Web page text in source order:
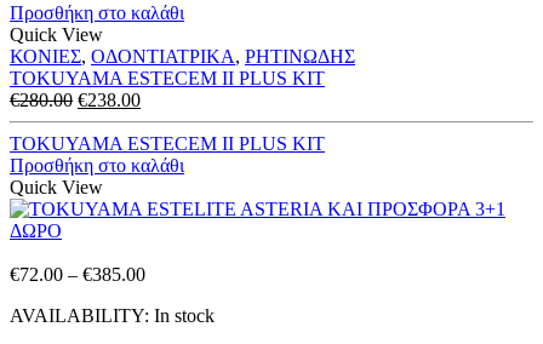
€238.00.
Προσθήκη στο καλάθι
Quick View
ΚΟΝΙΕΣ, ΟΔΟΝΤΙΑΤΡΙΚΑ, ΡΗΤΙΝΩΔΗΣ
TOKUYAMA ESTECEM II PLUS KIT
€280.00 Original
price
was:
€280.00.
€238.00Η
τρέχουσα
τιμή
είναι:
TOKUYAMA ESTECEM II PLUS KIT
Προσθήκη στο καλάθι
Quick View
€72.00 – €385.00Price
€72.00
AVAILABILITY: In stock